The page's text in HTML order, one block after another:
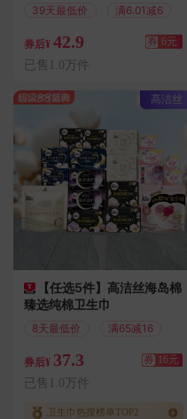
39天最低价 满6.01减6
券后¥ 42.9 券 6元
已售1.0万件
高洁丝
【任选5件】高洁丝海岛棉
臻选纯棉卫生巾
8天最低价 满65减16
券后¥ 37.3 券 16元
已售1.0万件
卫生巾热搜榜单TOP2